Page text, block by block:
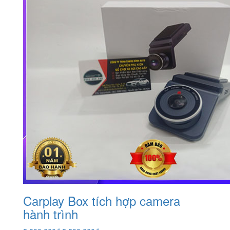
Carplay Box tích hợp camera
hành trình